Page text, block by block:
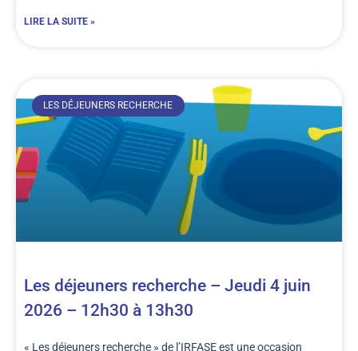
LIRE LA SUITE »
LES DÉJEUNERS RECHERCHE
Les déjeuners recherche – Jeudi 4 juin
2026 – 12h30 à 13h30
« Les déjeuners recherche » de l’IRFASE est une occasion